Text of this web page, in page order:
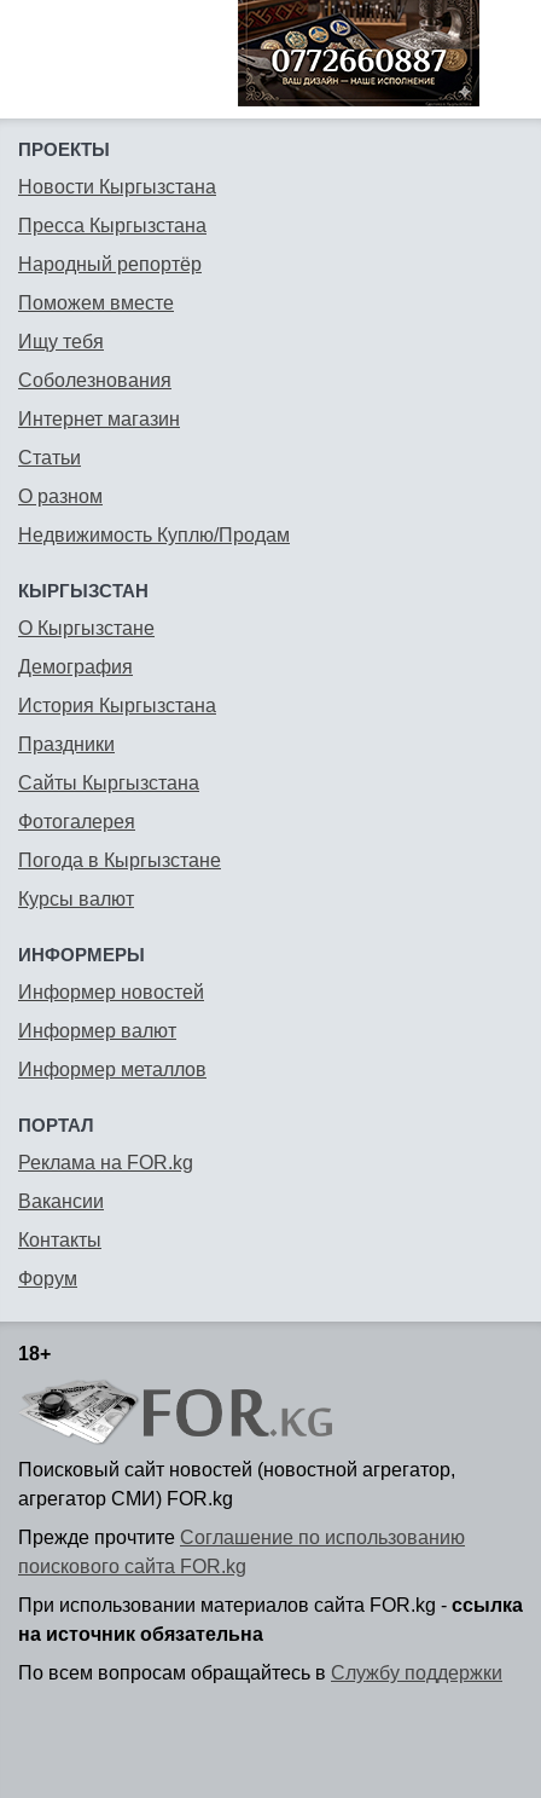
ПРОЕКТЫ
Новости Кыргызстана
Пресса Кыргызстана
Народный репортёр
Поможем вместе
Ищу тебя
Соболезнования
Интернет магазин
Статьи
О разном
Недвижимость Куплю/Продам
КЫРГЫЗСТАН
О Кыргызстане
Демография
История Кыргызстана
Праздники
Сайты Кыргызстана
Фотогалерея
Погода в Кыргызстане
Курсы валют
ИНФОРМЕРЫ
Информер новостей
Информер валют
Информер металлов
ПОРТАЛ
Реклама на FOR.kg
Вакансии
Контакты
Форум
18+
Поисковый сайт новостей (новостной агрегатор,
агрегатор СМИ) FOR.kg
Прежде прочтите Соглашение по использованию
поискового сайта FOR.kg
При использовании материалов сайта FOR.kg - ссылка
на источник обязательна
По всем вопросам обращайтесь в Службу поддержки